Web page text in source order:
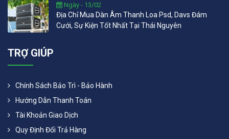
Ngày - 13/02
Địa Chỉ Mua Dàn Âm Thanh Loa Psd, Davs Đám
Cưới, Sự Kiện Tốt Nhất Tại Thái Nguyên
TRỢ GIÚP
Chính Sách Bảo Trì - Bảo Hành
Hướng Dẫn Thanh Toán
Tài Khoản Giao Dịch
Quy Định Đổi Trả Hàng